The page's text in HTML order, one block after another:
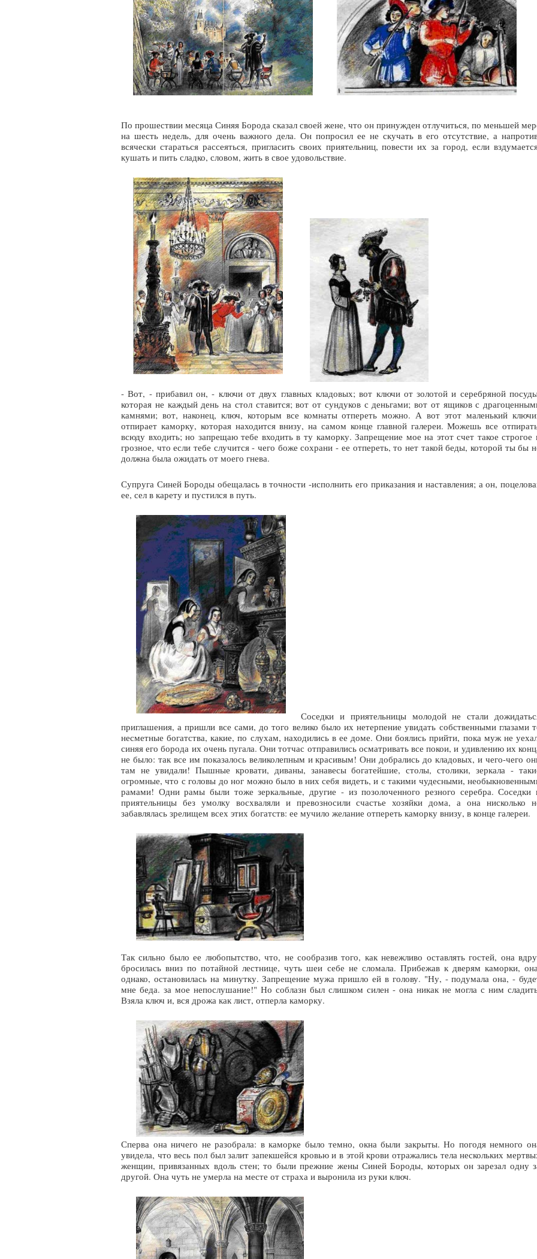
По прошествии месяца Синяя Борода сказал своей жене, что он принужден отлучиться, по меньшей
на шесть недель, для очень важного дела. Он попросил ее не скучать в его отсутствие, а
всячески стараться рассеяться, пригласить своих приятельниц, повести их за город, если
кушать и пить сладко, словом, жить в свое удовольствие.
- Вот, - прибавил он, - ключи от двух главных кладовых; вот ключи от золотой и серебряной
которая не каждый день на стол ставится; вот от сундуков с деньгами; вот от ящиков с
камнями; вот, наконец, ключ, которым все комнаты отпереть можно. А вот этот маленький
отпирает каморку, которая находится внизу, на самом конце главной галереи. Можешь все
всюду входить; но запрещаю тебе входить в ту каморку. Запрещение мое на этот счет такое строгое
грозное, что если тебе случится - чего боже сохрани - ее отпереть, то нет такой беды, которой ты бы
должна была ожидать от моего гнева.
Супруга Синей Бороды обещалась в точности -исполнить его приказания и наставления; а он,
ее, сел в карету и пустился в путь.
Соседки и приятельницы молодой не стали
приглашения, а пришли все сами, до того велико было их нетерпение увидать собственными глазами
несметные богатства, какие, по слухам, находились в ее доме. Они боялись прийти, пока муж не
синяя его борода их очень пугала. Они тотчас отправились осматривать все покои, и удивлению их
не было: так все им показалось великолепным и красивым! Они добрались до кладовых, и чего-чего
там не увидали! Пышные кровати, диваны, занавесы богатейшие, столы, столики, зеркала -
огромные, что с головы до ног можно было в них себя видеть, и с такими чудесными,
рамами! Одни рамы были тоже зеркальные, другие - из позолоченного резного серебра. Соседки
приятельницы без умолку восхваляли и превозносили счастье хозяйки дома, а она нисколько
забавлялась зрелищем всех этих богатств: ее мучило желание отпереть каморку внизу, в конце галереи.
Так сильно было ее любопытство, что, не сообразив того, как невежливо оставлять гостей, она
бросилась вниз по потайной лестнице, чуть шеи себе не сломала. Прибежав к дверям каморки,
однако, остановилась на минутку. Запрещение мужа пришло ей в голову. "Ну, - подумала она, -
мне беда. за мое непослушание!" Но соблазн был слишком силен - она никак не могла с ним
Взяла ключ и, вся дрожа как лист, отперла каморку.
Сперва она ничего не разобрала: в каморке было темно, окна были закрыты. Но погодя немного
увидела, что весь пол был залит запекшейся кровью и в этой крови отражались тела нескольких
женщин, привязанных вдоль стен; то были прежние жены Синей Бороды, которых он зарезал одну
другой. Она чуть не умерла на месте от страха и выронила из руки ключ.